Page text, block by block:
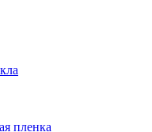
пленка